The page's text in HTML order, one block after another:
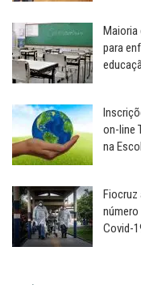
Maioria
para
on-line
na
Fiocruz
Covid-